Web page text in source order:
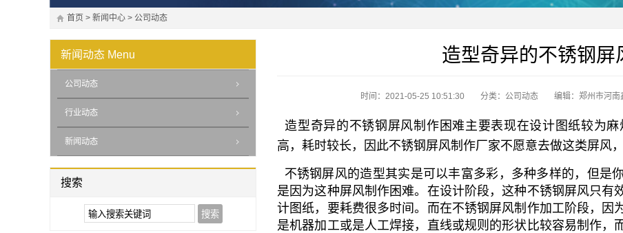
首页 > 新闻中心 > 公司动态
造型奇异的不锈钢屏
时间：2021-05-25 10:51:30 分类： 公司动态 编辑：郑州市河
造型奇异的不锈钢屏风制作困难主要表现在设计图纸较为
高，耗时较长，因此不锈钢屏风制作厂家不愿意去做这类屏风
不锈钢屏风的造型其实是可以丰富多彩，多种多样的，但是
是因为这种屏风制作困难。在设计阶段，这种不锈钢屏风只有
计图纸，要耗费很多时间。而在不锈钢屏风制作加工阶段，因
是机器加工或是人工焊接，直线或规则的形状比较容易制作，
新闻动态 Menu
公司动态
行业动态
新闻动态
搜索